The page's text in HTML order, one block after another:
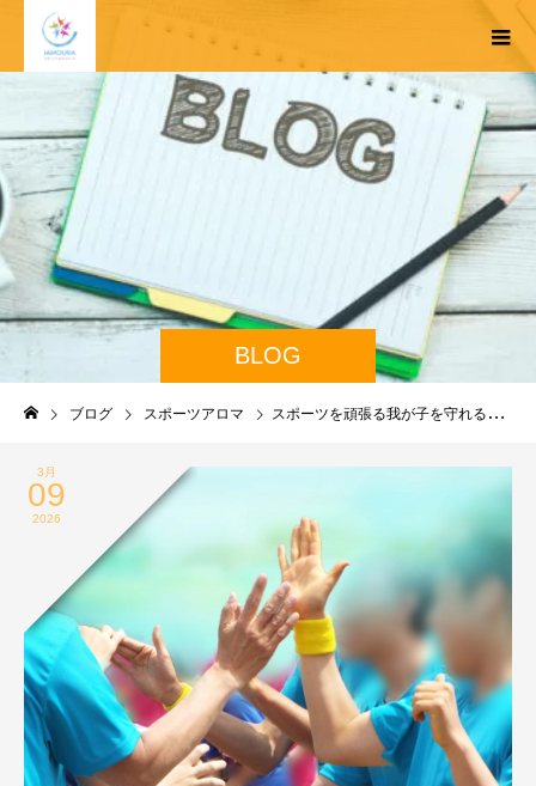
BLOG
ブログ スポーツアロマ スポーツを頑張る我が子を守れるのは誰？家庭ケアの新常識
3月
09
2026